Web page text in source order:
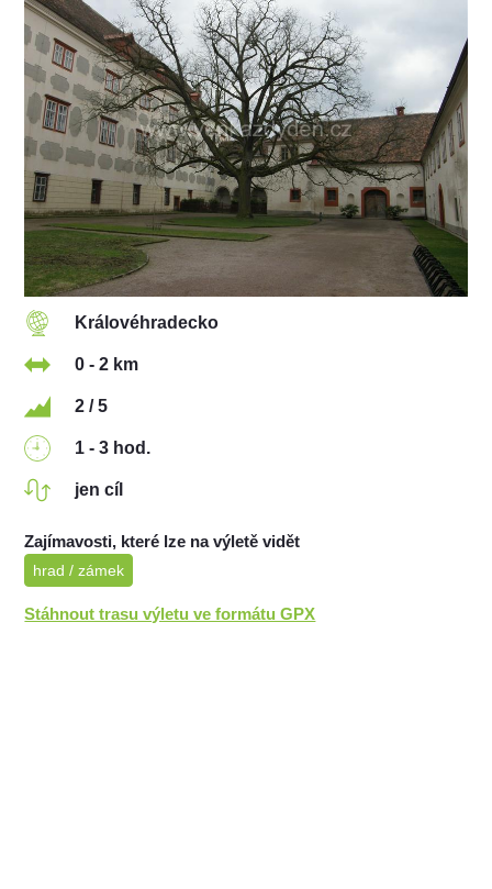
Královéhradecko
0 - 2 km
2 / 5
1 - 3 hod.
jen cíl
Zajímavosti, které lze na výletě vidět
hrad / zámek
Stáhnout trasu výletu ve formátu GPX